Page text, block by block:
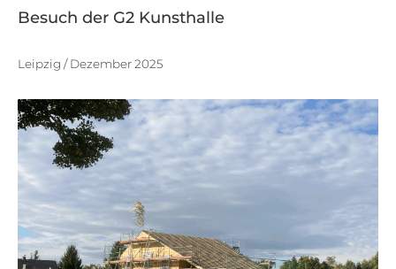
Besuch der G2 Kunsthalle
Leipzig / Dezember 2025